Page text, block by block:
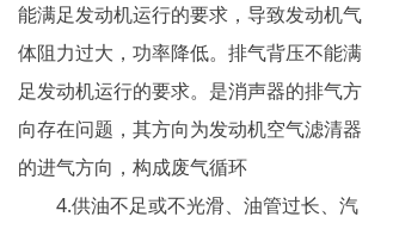
能满足发动机运行的要求，导致发动机气
体阻力过大，功率降低。排气背压不能满
足发动机运行的要求。是消声器的排气方
向存在问题，其方向为发动机空气滤清器
的进气方向，构成废气循环
4.供油不足或不光滑、油管过长、汽